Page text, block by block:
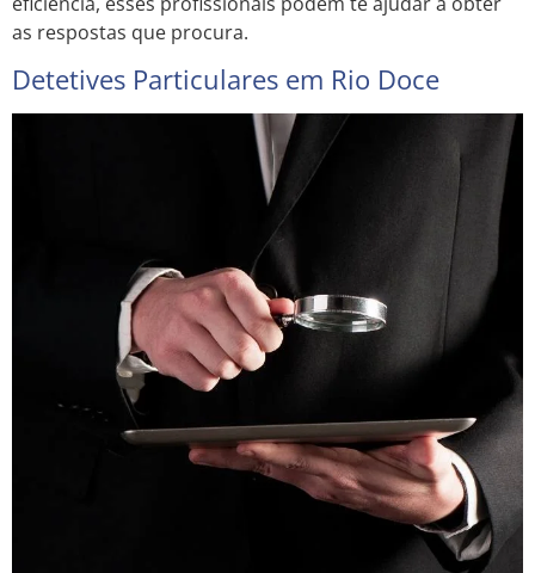
as respostas que procura.
Detetives Particulares em Rio Doce